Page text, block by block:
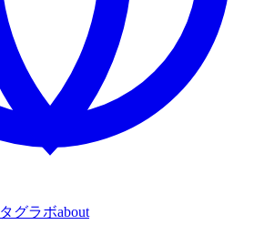
タグラボabout